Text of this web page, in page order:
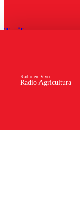
Radio Agricultura
Radio en Vivo
Tarifas